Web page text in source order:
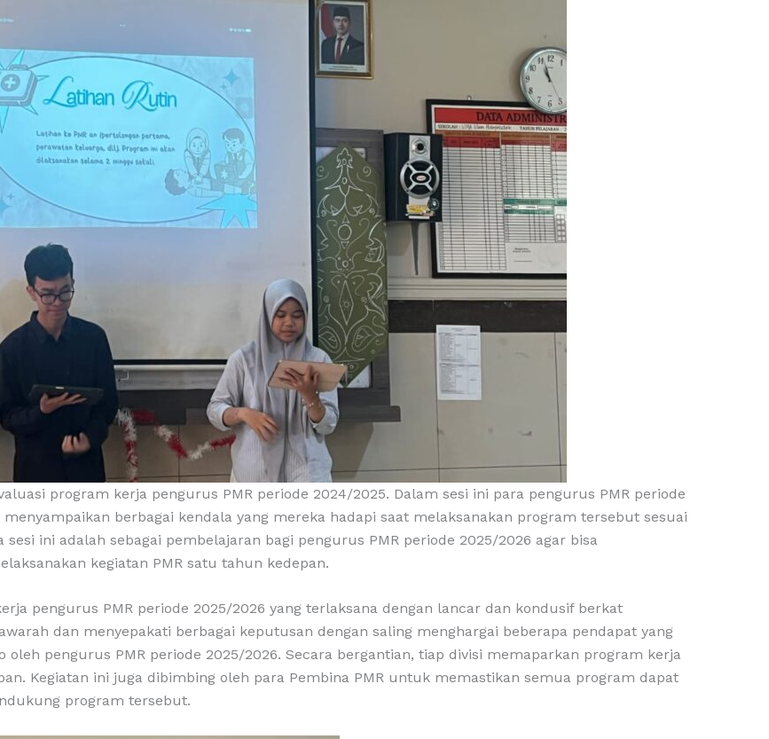
program kerja pengurus PMR periode 2024/2025. Dalam sesi ini para pengurus PMR periode
berbagai kendala yang mereka hadapi saat melaksanakan program tersebut sesuai
ini adalah sebagai pembelajaran bagi pengurus PMR periode 2025/2026 agar bisa
kegiatan PMR satu tahun kedepan.
pengurus PMR periode 2025/2026 yang terlaksana dengan lancar dan kondusif berkat
dan menyepakati berbagai keputusan dengan saling menghargai beberapa pendapat yang
oleh pengurus PMR periode 2025/2026. Secara bergantian, tiap divisi memaparkan program kerja
Kegiatan ini juga dibimbing oleh para Pembina PMR untuk memastikan semua program dapat
program tersebut.